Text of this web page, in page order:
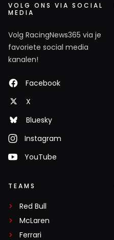
VOLG ONS VIA SOCIAL
MEDIA
Volg RacingNews365 via je
favoriete social media
kanalen!
Facebook
X
Bluesky
Instagram
YouTube
TEAMS
Red Bull
McLaren
Ferrari